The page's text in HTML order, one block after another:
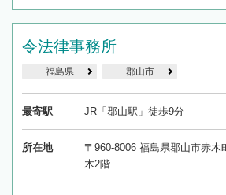
令法律事務所
福島県 郡山市
最寄駅 JR「郡山駅」徒歩9分
所在地
〒960-8006 福島県郡山市赤木
木2階